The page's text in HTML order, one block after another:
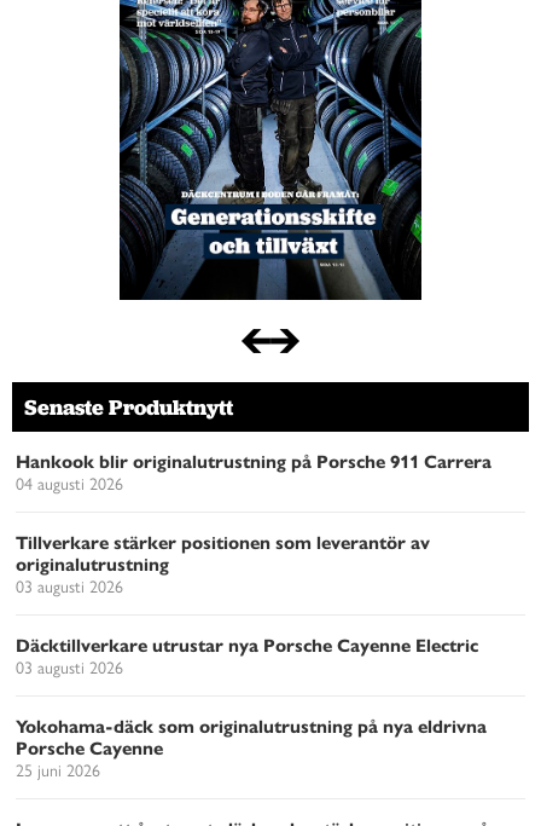
Senaste Produktnytt
Hankook blir originalutrustning på Porsche 911 Carrera
04 augusti 2026
Tillverkare stärker positionen som leverantör av
originalutrustning
03 augusti 2026
Däcktillverkare utrustar nya Porsche Cayenne Electric
03 augusti 2026
Yokohama-däck som originalutrustning på nya eldrivna
Porsche Cayenne
25 juni 2026